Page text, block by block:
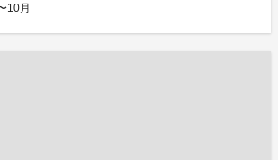
10月